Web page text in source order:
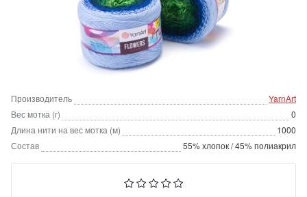
Производитель
YarnArt
Вес мотка (г)
0
Длина нити на вес мотка (м)
1000
Состав
55% хлопок / 45% полиакрил